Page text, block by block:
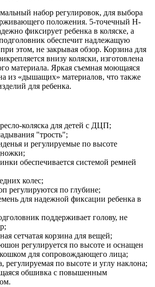
набор регулировок, для выбора
положения. 5-точечный Н-
фиксирует ребенка в коляске, а
обеспечит надлежащую
этом, не закрывая обзор. Корзина для
внизу коляски, изготовлена
материала. Яркая съемная моющаяся
из «дышащих» материалов, что также
для ребенка.
коляска для детей с ДЦП;
"трость";
и регулируемые по высоте
обеспечивается системой ремней
колес;
регулируются по глубине;
для надежной фиксации ребенка в
поддерживает голову, не
сетчатая корзина для вещей;
регулируется по высоте и оснащен
для сопровождающего лица;
регулируемая по высоте и углу наклона;
обшивка с повышенным